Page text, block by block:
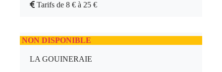
Tarifs de 8 € à 25 €
NON DISPONIBLE
LA GOUINERAIE